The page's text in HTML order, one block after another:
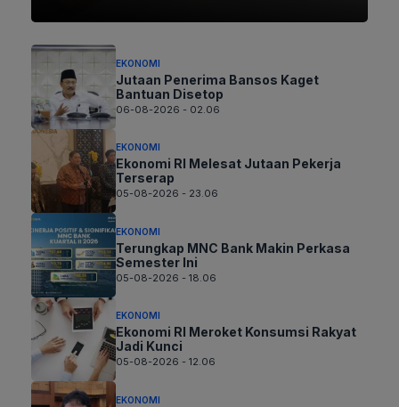
EKONOMI
Jutaan Penerima Bansos Kaget
Bantuan Disetop
06-08-2026 - 02.06
EKONOMI
Ekonomi RI Melesat Jutaan Pekerja
Terserap
05-08-2026 - 23.06
EKONOMI
Terungkap MNC Bank Makin Perkasa
Semester Ini
05-08-2026 - 18.06
EKONOMI
Ekonomi RI Meroket Konsumsi Rakyat
Jadi Kunci
05-08-2026 - 12.06
EKONOMI